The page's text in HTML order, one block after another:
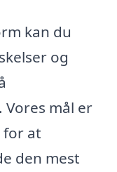
kan du
og
mål er
for at
den mest